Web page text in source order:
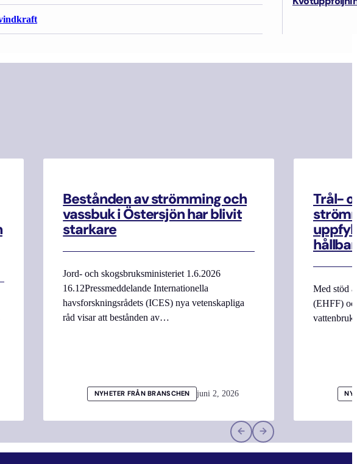
Bestånden av strömming och
vassbuk i Östersjön har blivit
starkare
Jord- och skogsbruksministeriet 1.6.2026
16.12Pressmeddelande Internationella
havsforskningsrådets (ICES) nya vetenskapliga
råd visar att bestånden av…
NYHETER FRÅN BRANSCHEN juni 2, 2026
Trål-
Med stöd
(EHFF)